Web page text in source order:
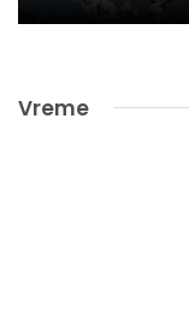
Vreme